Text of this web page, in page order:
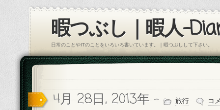
暇つぶし｜暇人-
日常のことやITのことをいろいろ書いています。｜暇つぶしして下さい。
4月 28日, 2013年 - 旅行 コ